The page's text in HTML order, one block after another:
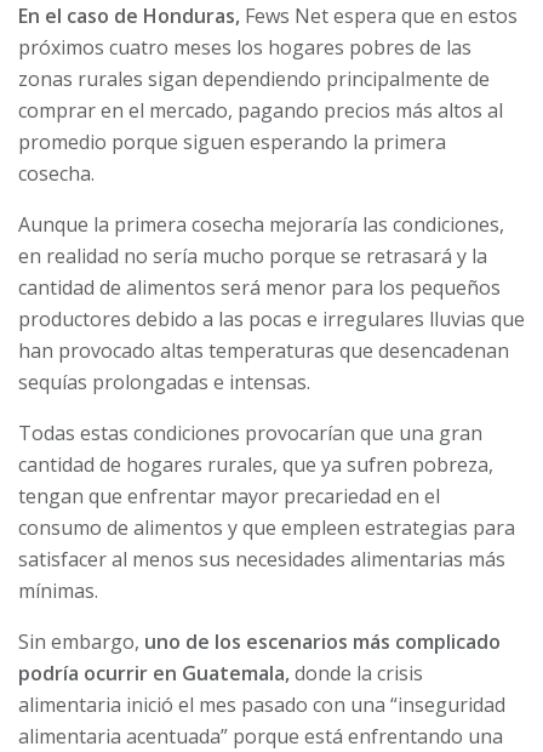
En el caso de Honduras, Fews Net espera que en estos
próximos cuatro meses los hogares pobres de las
zonas rurales sigan dependiendo principalmente de
comprar en el mercado, pagando precios más altos al
promedio porque siguen esperando la primera
cosecha.
Aunque la primera cosecha mejoraría las condiciones,
en realidad no sería mucho porque se retrasará y la
cantidad de alimentos será menor para los pequeños
productores debido a las pocas e irregulares lluvias que
han provocado altas temperaturas que desencadenan
sequías prolongadas e intensas.
Todas estas condiciones provocarían que una gran
cantidad de hogares rurales, que ya sufren pobreza,
tengan que enfrentar mayor precariedad en el
consumo de alimentos y que empleen estrategias para
satisfacer al menos sus necesidades alimentarias más
mínimas.
Sin embargo, uno de los escenarios más complicado
podría ocurrir en Guatemala,donde la crisis
alimentaria inició el mes pasado con una “inseguridad
alimentaria acentuada” porque está enfrentando una